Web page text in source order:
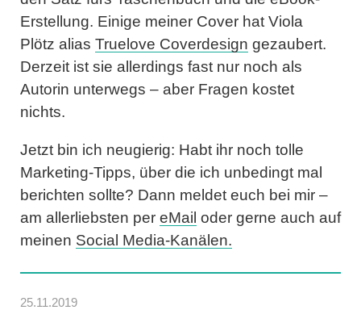
25.11.2019
Erstellung. Einige meiner Cover hat Viola
Plötz alias Truelove Coverdesign gezaubert.
Derzeit ist sie allerdings fast nur noch als
Autorin unterwegs – aber Fragen kostet
nichts.
Jetzt bin ich neugierig: Habt ihr noch tolle
Marketing-Tipps, über die ich unbedingt mal
berichten sollte? Dann meldet euch bei mir –
am allerliebsten per eMail oder gerne auch auf
meinen Social Media-Kanälen.